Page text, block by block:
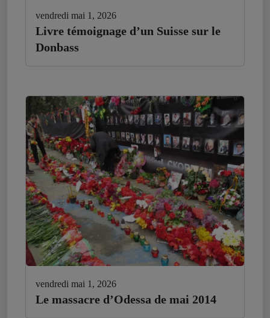
vendredi mai 1, 2026
Livre témoignage d’un Suisse sur le
Donbass
vendredi mai 1, 2026
Le massacre d’Odessa de mai 2014